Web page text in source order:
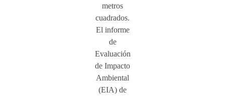
metros
cuadrados.
El informe
de
Evaluación
de Impacto
Ambiental
(EIA) de